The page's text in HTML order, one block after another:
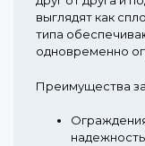
выглядят как
типа
одновременно
Преимущества